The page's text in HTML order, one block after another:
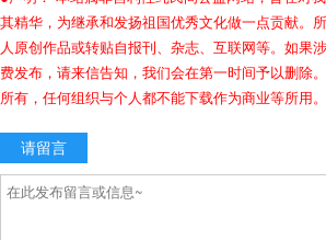
其精华，为继承和发扬祖国优秀文化做一点贡献。
人原创作品或转贴自报刊、杂志、互联网等。如果
费发布，请来信告知，我们会在第一时间予以删除
所有，任何组织与个人都不能下载作为商业等所用
请留言